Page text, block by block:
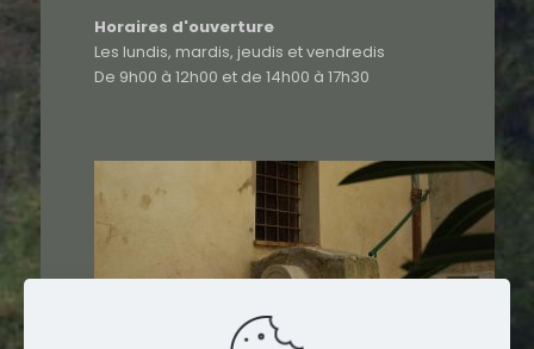
Horaires d'ouverture
Les lundis, mardis, jeudis et vendredis
De 9h00 à 12h00 et de 14h00 à 17h30